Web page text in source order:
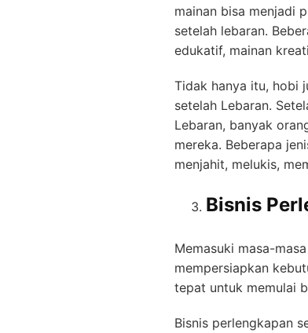
mainan bisa menjadi
setelah lebaran.
edukatif, mainan
Tidak hanya itu, hobi
setelah Lebaran.
Lebaran, banyak
mereka. Beberapa
menjahit, melukis,
Bisnis
Memasuki masa-
mempersiapkan
tepat untuk memulai
Bisnis perlengkapan